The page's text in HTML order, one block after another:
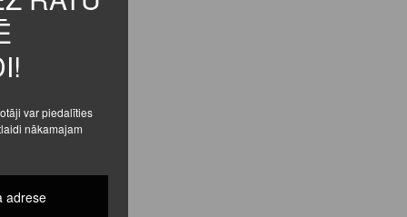
var piedalīties
nākamajam